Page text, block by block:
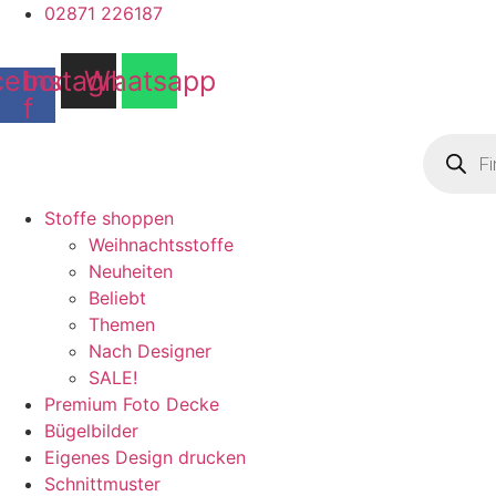
02871 226187
f
Instagram
Whatsapp
search
Stoffe shoppen
Weihnachtsstoffe
Neuheiten
Beliebt
Themen
Nach Designer
SALE!
Premium Foto Decke
Bügelbilder
Eigenes Design drucken
Schnittmuster